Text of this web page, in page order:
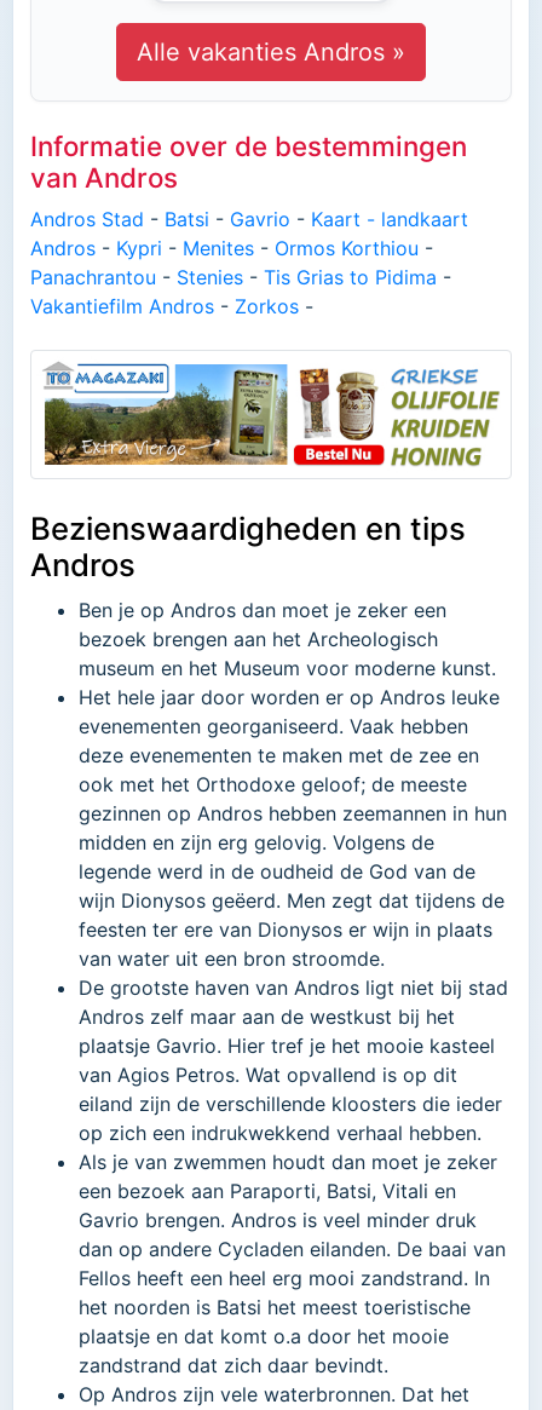
Alle vakanties Andros »
Informatie over de bestemmingen
van Andros
Andros Stad - Batsi - Gavrio - Kaart - landkaart
Andros - Kypri - Menites - Ormos Korthiou -
Panachrantou - Stenies - Tis Grias to Pidima -
Vakantiefilm Andros - Zorkos -
Bezienswaardigheden en tips
Andros
Ben je op Andros dan moet je zeker een
bezoek brengen aan het Archeologisch
museum en het Museum voor moderne kunst.
Het hele jaar door worden er op Andros leuke
evenementen georganiseerd. Vaak hebben
deze evenementen te maken met de zee en
ook met het Orthodoxe geloof; de meeste
gezinnen op Andros hebben zeemannen in hun
midden en zijn erg gelovig. Volgens de
legende werd in de oudheid de God van de
wijn Dionysos geëerd. Men zegt dat tijdens de
feesten ter ere van Dionysos er wijn in plaats
van water uit een bron stroomde.
De grootste haven van Andros ligt niet bij stad
Andros zelf maar aan de westkust bij het
plaatsje Gavrio. Hier tref je het mooie kasteel
van Agios Petros. Wat opvallend is op dit
eiland zijn de verschillende kloosters die ieder
op zich een indrukwekkend verhaal hebben.
Als je van zwemmen houdt dan moet je zeker
een bezoek aan Paraporti, Batsi, Vitali en
Gavrio brengen. Andros is veel minder druk
dan op andere Cycladen eilanden. De baai van
Fellos heeft een heel erg mooi zandstrand. In
het noorden is Batsi het meest toeristische
plaatsje en dat komt o.a door het mooie
zandstrand dat zich daar bevindt.
Op Andros zijn vele waterbronnen. Dat het